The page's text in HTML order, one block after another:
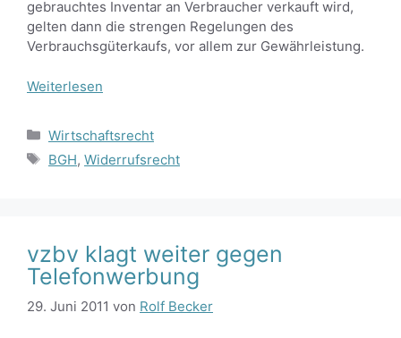
gebrauchtes Inventar an Verbraucher verkauft wird,
gelten dann die strengen Regelungen des
Verbrauchsgüterkaufs, vor allem zur Gewährleistung.
Weiterlesen
Kategorien
Wirtschaftsrecht
Schlagwörter
BGH, Widerrufsrecht
vzbv klagt weiter gegen
Telefonwerbung
29. Juni 2011 von Rolf Becker